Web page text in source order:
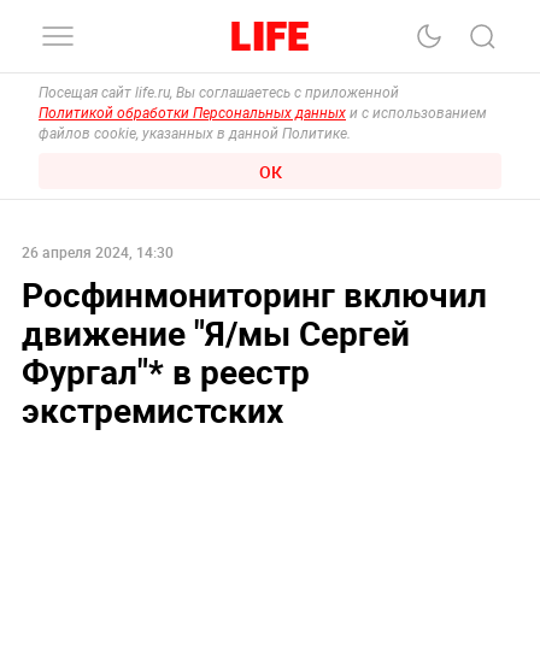
Посещая сайт life.ru, Вы соглашаетесь с приложенной
Политикой обработки Персональных данных и с использованием
файлов cookie, указанных в данной Политике.
ОК
26 апреля 2024, 14:30
Росфинмониторинг включил
движение "Я/мы Сергей
Фургал"* в реестр
экстремистских